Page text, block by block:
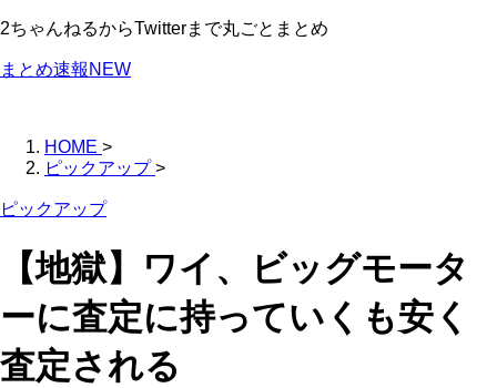
2ちゃんねるからTwitterまで丸ごとまとめ
まとめ速報NEW
HOME >
ピックアップ >
ピックアップ
【地獄】ワイ、ビッグモータ
ーに査定に持っていくも安く
査定される